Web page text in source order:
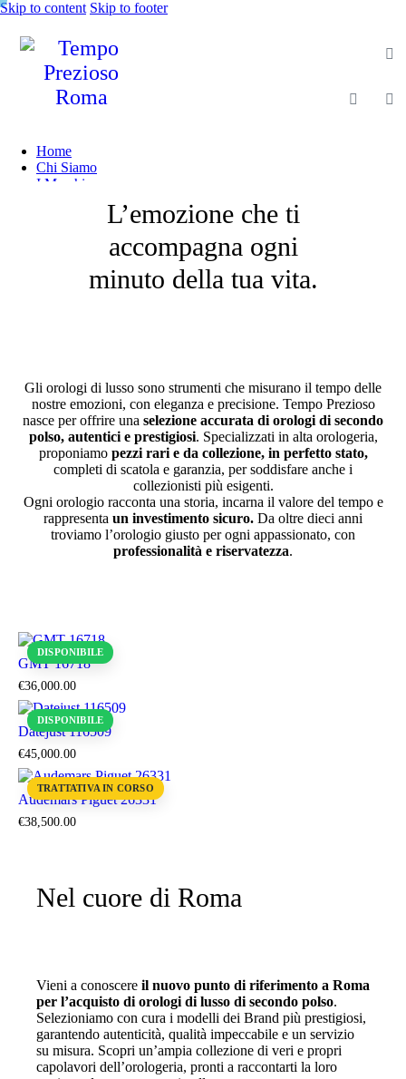
Skip to content Skip to footer
Home
Chi Siamo
I Marchi
L’emozione che ti
accompagna ogni
minuto della tua vita.
Gli orologi di lusso sono strumenti che misurano il tempo delle
nostre emozioni, con eleganza e precisione. Tempo Prezioso
nasce per offrire una selezione accurata di orologi di secondo
polso, autentici e prestigiosi. Specializzati in alta orologeria,
proponiamo pezzi rari e da collezione, in perfetto stato,
completi di scatola e garanzia, per soddisfare anche i
collezionisti più esigenti.
Ogni orologio racconta una storia, incarna il valore del tempo e
rappresenta un investimento sicuro. Da oltre dieci anni
troviamo l’orologio giusto per ogni appassionato, con
professionalità e riservatezza.
DISPONIBILE
GMT 16718
€36,000.00
DISPONIBILE
Datejust 116509
€45,000.00
TRATTATIVA IN CORSO
Audemars Piguet 26331
€38,500.00
Nel cuore di Roma
Vieni a conoscere il nuovo punto di riferimento a Roma
per l’acquisto di orologi di lusso di secondo polso.
Selezioniamo con cura i modelli dei Brand più prestigiosi,
garantendo autenticità, qualità impeccabile e un servizio
su misura. Scopri un’ampia collezione di veri e propri
capolavori dell’orologeria, pronti a raccontarti la loro